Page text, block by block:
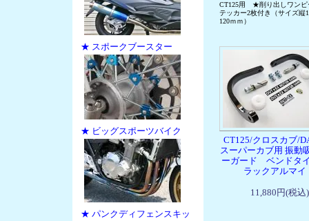
★ スポークブースター
★ ビッグスポーツバイク
★ パンクディフェンスキッ
CT125用 ★削り出しワンピ
テッカー2枚付き（サイズ縦
120ｍｍ）
CT125/クロスカブ/
スーパーカブ用 振動
ーガード ベンドタ
ラックアルマイ
11,880円(税込)